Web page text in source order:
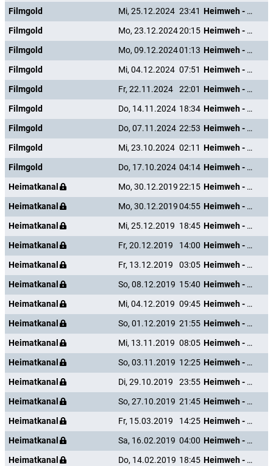
Filmgold
Mi, 25.12.2024 23:41
Heimweh - Dort wo die Blumen blühn
Filmgold
Mo, 23.12.202420:15
Heimweh - Dort wo die Blumen blühn
Filmgold
Mo, 09.12.202401:13
Heimweh - Dort wo die Blumen blühn
Filmgold
Mi, 04.12.2024 07:51
Heimweh - Dort wo die Blumen blühn
Filmgold
Fr, 22.11.2024 22:01
Heimweh - Dort wo die Blumen blühn
Filmgold
Do, 14.11.2024 18:34
Heimweh - Dort wo die Blumen blühn
Filmgold
Do, 07.11.2024 22:53
Heimweh - Dort wo die Blumen blühn
Filmgold
Mi, 23.10.2024 02:11
Heimweh - Dort wo die Blumen blühn
Filmgold
Do, 17.10.2024 04:14
Heimweh - Dort wo die Blumen blühn
Heimatkanal
Mo, 30.12.201922:15
Heimweh - Dort wo die Blumen blühn
Heimatkanal
Mo, 30.12.201904:55
Heimweh - Dort wo die Blumen blühn
Heimatkanal
Mi, 25.12.2019 18:45
Heimweh - Dort wo die Blumen blühn
Heimatkanal
Fr, 20.12.2019 14:00
Heimweh - Dort wo die Blumen blühn
Heimatkanal
Fr, 13.12.2019 03:05
Heimweh - Dort wo die Blumen blühn
Heimatkanal
So, 08.12.2019 15:40
Heimweh - Dort wo die Blumen blühn
Heimatkanal
Mi, 04.12.2019 09:45
Heimweh - Dort wo die Blumen blühn
Heimatkanal
So, 01.12.2019 21:55
Heimweh - Dort wo die Blumen blühn
Heimatkanal
Mi, 13.11.2019 08:05
Heimweh - Dort wo die Blumen blühn
Heimatkanal
So, 03.11.2019 12:25
Heimweh - Dort wo die Blumen blühn
Heimatkanal
Di, 29.10.2019 23:55
Heimweh - Dort wo die Blumen blühn
Heimatkanal
So, 27.10.2019 21:45
Heimweh - Dort wo die Blumen blühn
Heimatkanal
Fr, 15.03.2019 14:25
Heimweh - Dort wo die Blumen blühn
Heimatkanal
Sa, 16.02.2019 04:00
Heimweh - Dort wo die Blumen blühn
Heimatkanal
Do, 14.02.2019 18:45
Heimweh - Dort wo die Blumen blühn